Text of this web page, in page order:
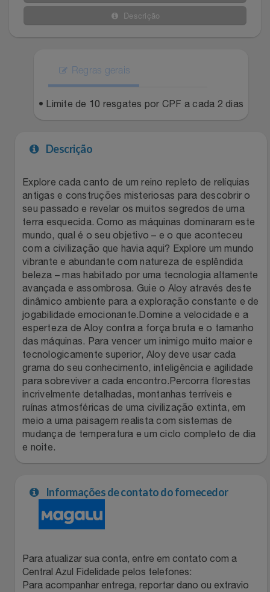
Celulares E Smartphone
Cosméticos
Doações
Esportes
Experiências
Ferramentas
Filmes
Informática
Jardim
Jogos E Consoles
Malas E Mochilas
Notebooks E Tablet
Easylive
Fortaleza
Havanna
Hospital De Amor
Jbl
Lity
Loccitane Au Bresil
Loccitane En Provence
Magalu
Meu Resgate Favorito
Mondial
Netshoes
Estoque
Insider
Magalu
Natura
Netshoes
Pet Love Saúde
Ponto Frio
Pontos Por Opiniões
Portal Das Malas
Renner
Topstore
Descrição
Regras gerais
• Limite de 10 resgates por CPF a cada 2 dias
Descrição
Explore cada canto de um reino repleto de relíquias
antigas e construções misteriosas para descobrir o
seu passado e revelar os muitos segredos de uma
terra esquecida. Como as máquinas dominaram este
mundo, qual é o seu objetivo – e o que aconteceu
com a civilização que havia aqui? Explore um mundo
vibrante e abundante com natureza de esplêndida
beleza – mas habitado por uma tecnologia altamente
avançada e assombrosa. Guie o Aloy através deste
dinâmico ambiente para a exploração constante e de
jogabilidade emocionante.Domine a velocidade e a
esperteza de Aloy contra a força bruta e o tamanho
das máquinas. Para vencer um inimigo muito maior e
tecnologicamente superior, Aloy deve usar cada
grama do seu conhecimento, inteligência e agilidade
para sobreviver a cada encontro.Percorra florestas
incrivelmente detalhadas, montanhas terríveis e
ruínas atmosféricas de uma civilização extinta, em
meio a uma paisagem realista com sistemas de
mudança de temperatura e um ciclo completo de dia
e noite.
Informações de contato do fornecedor
Para atualizar sua conta, entre em contato com a
Central Azul Fidelidade pelos telefones:
Para acompanhar entrega, reportar dano ou extravio